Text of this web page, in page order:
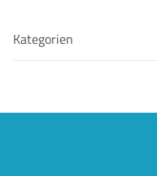
Kategorien